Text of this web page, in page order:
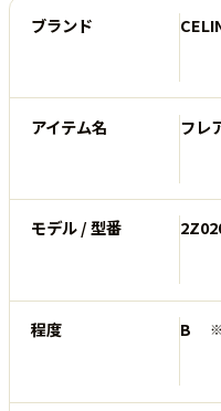
ブランド
アイテム名 フレ
モデル / 型番
程度 B